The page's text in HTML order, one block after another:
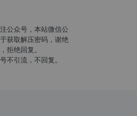
公众号，本站微信公
获取解压密码，谢绝
拒绝回复。
不引流，不回复。